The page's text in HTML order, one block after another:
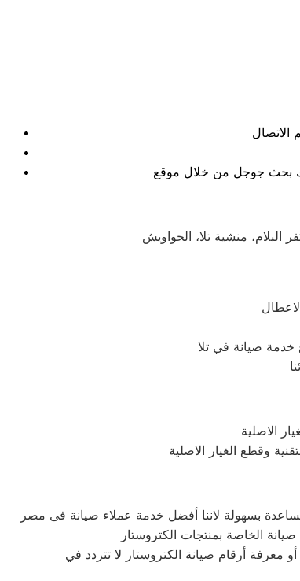
بحث جوجل من خلال موقع
منشية تلا، الحواويش
صيانة في تلا
الاصلية
وقطع الغيار الاصلية
أو معرفة أرقام صيانة الكتروستار لا تتردد في